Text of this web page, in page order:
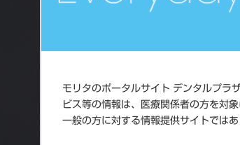
モリタのポータルサイト デンタルプラ
ビス等の情報は、医療関係者の方を対象
一般の方に対する情報提供サイトではあ
発